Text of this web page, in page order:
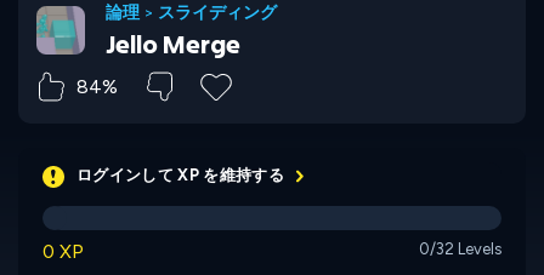
論理 > スライディング
Jello Merge
84%
ログインして XP を維持する
0 XP 0/32 Levels